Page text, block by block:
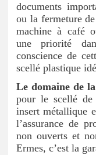
documents
ou la fermeture
machine à café
une priorité
conscience de
scellé plastique
Le domaine de
pour le scellé de
insert métallique
l’assurance de
non ouverts et
Ermes, c’est la